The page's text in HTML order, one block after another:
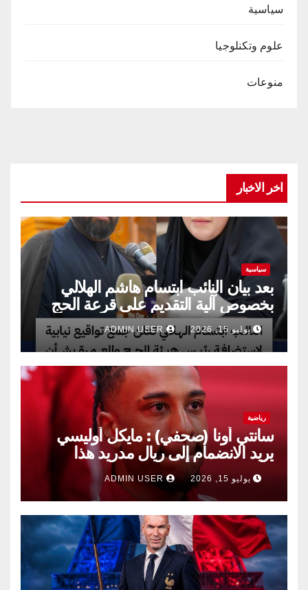
سياسية
علوم وتكنلوجيا
منوعات
اخر الاخبار
سياسية
بعد بيان النائب ابتسام هاشم الهلالي
بخصوص آلية التقديم على قرعة الحج
يوليو 15, 2026
رياضية
سانتي أونا (صحفي) : مايكل أوليسي
يريد الانضمام إلى ريال مدريد هذا
الصيف.
يوليو 15, 2026 ADMIN USER